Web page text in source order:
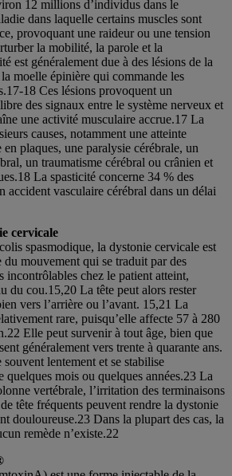
12 millions d’individus dans le
dans laquelle certains muscles sont
provoquant une raideur ou une tension
la mobilité, la parole et la
est généralement due à des lésions de la
moelle épinière qui commande les
18 Ces lésions provoquent un
des signaux entre le système nerveux et
une activité musculaire accrue.17 La
causes, notamment une atteinte
plaques, une paralysie cérébrale, un
un traumatisme cérébral ou crânien et
La spasticité concerne 34 % des
accident vasculaire cérébral dans un délai
cervicale
spasmodique, la dystonie cervicale est
mouvement qui se traduit par des
incontrôlables chez le patient atteint,
du cou.15,20 La tête peut alors rester
vers l’arrière ou l’avant. 15,21 La
rare, puisqu’elle affecte 57 à 280
Elle peut survenir à tout âge, bien que
généralement vers trente à quarante ans.
lentement et se stabilise
quelques mois ou quelques années.23 La
vertébrale, l’irritation des terminaisons
tête fréquents peuvent rendre la dystonie
douloureuse.23 Dans la plupart des cas, la
remède n’existe.22